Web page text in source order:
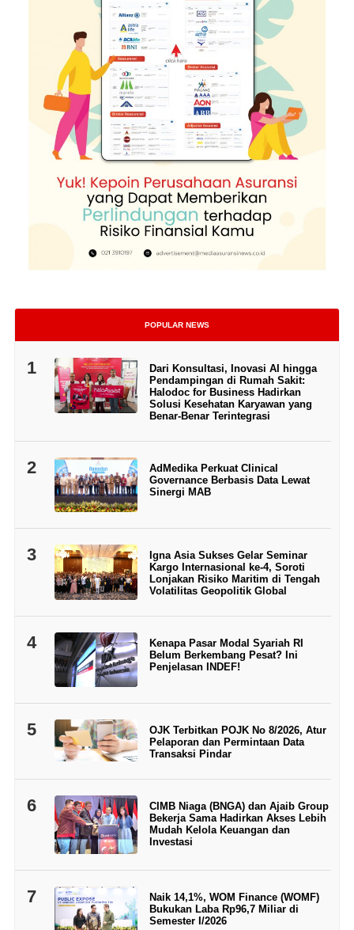
POPULAR NEWS
1
Dari Konsultasi, Inovasi AI hingga
Pendampingan di Rumah Sakit:
Halodoc for Business Hadirkan
Solusi Kesehatan Karyawan yang
Benar-Benar Terintegrasi
2
AdMedika Perkuat Clinical
Governance Berbasis Data Lewat
Sinergi MAB
3
Igna Asia Sukses Gelar Seminar
Kargo Internasional ke-4, Soroti
Lonjakan Risiko Maritim di Tengah
Volatilitas Geopolitik Global
4
Kenapa Pasar Modal Syariah RI
Belum Berkembang Pesat? Ini
Penjelasan INDEF!
5
OJK Terbitkan POJK No 8/2026, Atur
Pelaporan dan Permintaan Data
Transaksi Pindar
6
CIMB Niaga (BNGA) dan Ajaib Group
Bekerja Sama Hadirkan Akses Lebih
Mudah Kelola Keuangan dan
Investasi
7
Naik 14,1%, WOM Finance (WOMF)
Bukukan Laba Rp96,7 Miliar di
Semester I/2026